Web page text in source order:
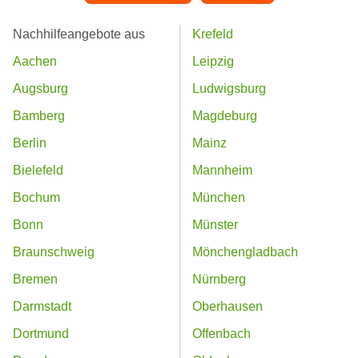
Nachhilfeangebote aus
Aachen
Augsburg
Bamberg
Berlin
Bielefeld
Bochum
Bonn
Braunschweig
Bremen
Darmstadt
Dortmund
Krefeld
Leipzig
Ludwigsburg
Magdeburg
Mainz
Mannheim
München
Münster
Mönchengladbach
Nürnberg
Oberhausen
Offenbach